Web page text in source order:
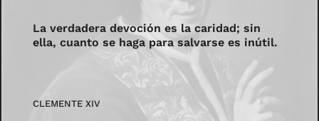
La verdadera devoción es la caridad; sin
ella, cuanto se haga para salvarse es inútil.
CLEMENTE XIV